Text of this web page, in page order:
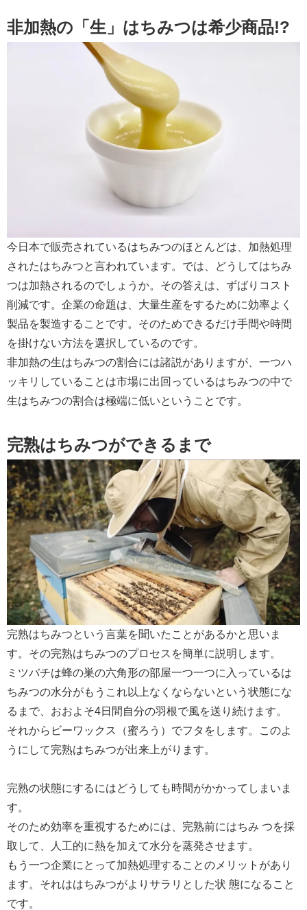
非加熱の「生」はちみつは希少商品!?
今日本で販売されているはちみつのほとんどは、加熱処理
されたはちみつと言われています。では、どうしてはちみ
つは加熱されるのでしょうか。その答えは、ずばりコスト
削減です。企業の命題は、大量生産をするために効率よく
製品を製造することです。そのためできるだけ手間や時間
を掛けない方法を選択しているのです。
非加熱の生はちみつの割合には諸説がありますが、一つハ
ッキリしていることは市場に出回っているはちみつの中で
生はちみつの割合は極端に低いということです。
完熟はちみつができるまで
完熟はちみつという言葉を聞いたことがあるかと思いま
す。その完熟はちみつのプロセスを簡単に説明します。
ミツバチは蜂の巣の六角形の部屋一つ一つに入っているは
ちみつの水分がもうこれ以上なくならないという状態にな
るまで、おおよそ4日間自分の羽根で風を送り続けます。
それからビーワックス（蜜ろう）でフタをします。このよ
うにして完熟はちみつが出来上がります。
完熟の状態にするにはどうしても時間がかかってしまいま
す。
そのため効率を重視するためには、完熟前にはちみ つを採
取して、人工的に熱を加えて水分を蒸発させます。
もう一つ企業にとって加熱処理することのメリットがあり
ます。それははちみつがよりサラリとした状 態になること
です。